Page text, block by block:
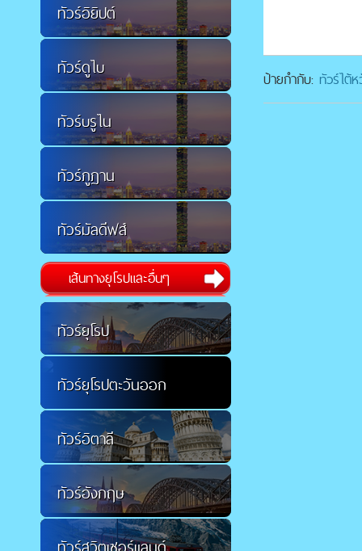
ทัวร์อิยิปต์
ทัวร์ดูไบ
ทัวร์บรูไน
ทัวร์ภูฏาน
ทัวร์มัลดีฟส์
เส้นทางยุโรปและอื่นๆ
ทัวร์ยุโรป
ทัวร์ยุโรปตะวันออก
ทัวร์อิตาลี
ทัวร์อังกฤษ
ป้ายกำกับ: ทัวร์ไต้